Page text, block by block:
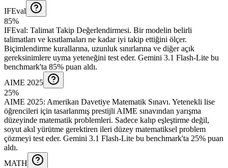
IFEval
85%
IFEval: Talimat Takip Değerlendirmesi. Bir modelin belirli
talimatları ve kısıtlamaları ne kadar iyi takip ettiğini ölçer.
Biçimlendirme kurallarına, uzunluk sınırlarına ve diğer açık
gereksinimlere uyma yeteneğini test eder. Gemini 3.1 Flash-Lite bu
benchmark'ta 85% puan aldı.
AIME 2025
25%
AIME 2025: Amerikan Davetiye Matematik Sınavı. Yetenekli lise
öğrencileri için tasarlanmış prestijli AIME sınavından yarışma
düzeyinde matematik problemleri. Sadece kalıp eşleştirme değil,
soyut akıl yürütme gerektiren ileri düzey matematiksel problem
çözmeyi test eder. Gemini 3.1 Flash-Lite bu benchmark'ta 25% puan
aldı.
MATH